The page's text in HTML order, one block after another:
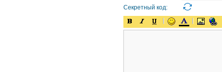
Секретный код: